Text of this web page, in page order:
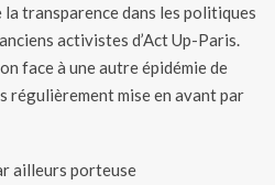
la transparence dans les politiques
activistes d’Act Up-Paris.
face à une autre épidémie de
régulièrement mise en avant par
ailleurs porteuse